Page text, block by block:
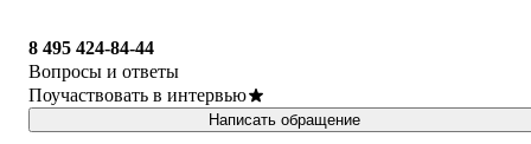
8 495 424-84-44
Вопросы и ответы
Поучаствовать в интервью
Написать обращение